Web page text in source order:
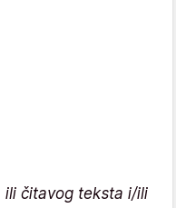
ili čitavog teksta i/ili